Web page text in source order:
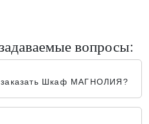
вопросы:
заказать Шкаф МАГНОЛИЯ?